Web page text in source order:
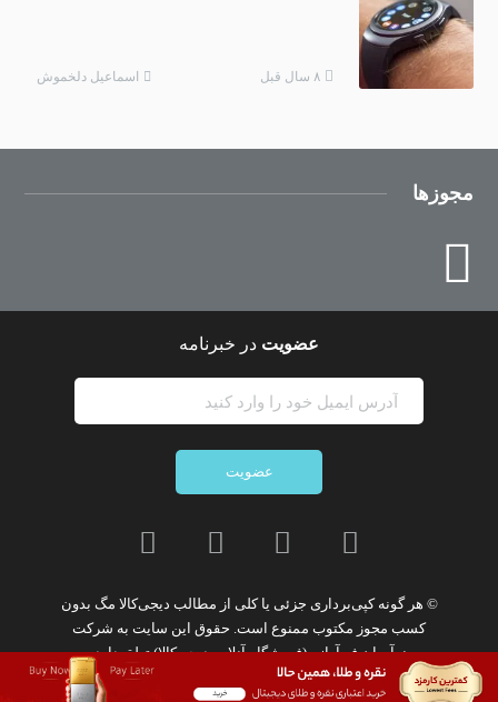
۸ سال قبل اسماعیل دلخموش
مجوزها
عضویت در خبرنامه
عضویت
© هر گونهکپی‌برداری جزئی یا کلی از مطالب دیجی‌کالا مگ بدون
کسب مجوز مکتوب ممنوع است. حقوق این سایت به شرکت
نوآوران فن‌آوازه (فروشگاه آنلاین دیجی‌کالا)تعلق دارد.